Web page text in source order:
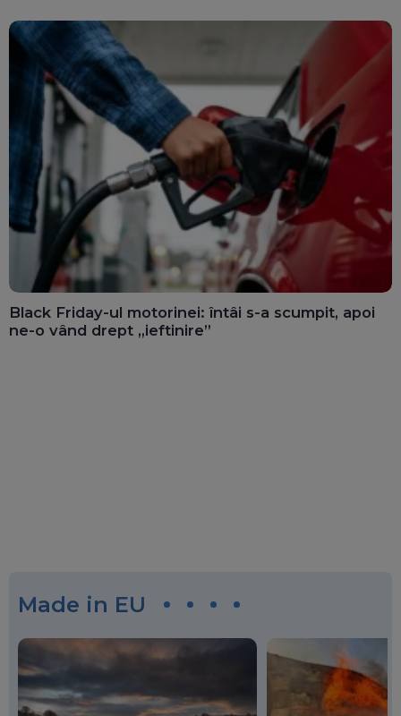
Black Friday-ul motorinei: întâi s-a scumpit, apoi
ne-o vând drept „ieftinire”
Made in EU